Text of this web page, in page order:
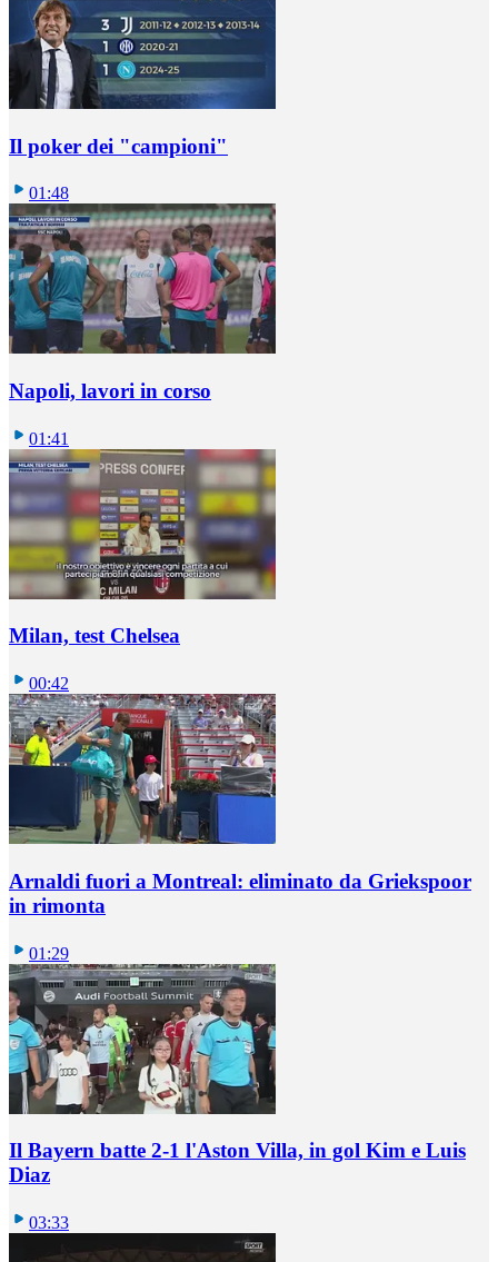
Il poker dei "campioni"
01:48
Napoli, lavori in corso
01:41
Milan, test Chelsea
00:42
Arnaldi fuori a Montreal: eliminato da Griekspoor
in rimonta
01:29
Il Bayern batte 2-1 l'Aston Villa, in gol Kim e Luis
Diaz
03:33